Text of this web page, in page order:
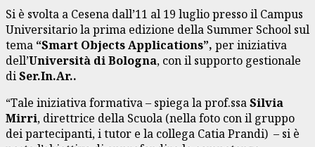
Si è svolta a Cesena dall’11 al 19 luglio presso il Campus
Universitario la prima edizione della Summer School sul
tema “Smart Objects Applications”, per iniziativa
dell’Università di Bologna, con il supporto gestionale
diSer.In.Ar..
“Tale iniziativa formativa – spiega la prof.ssaSilvia
Mirri, direttrice della Scuola (nella foto con il gruppo
dei partecipanti, i tutor e la collega Catia Prandi) – si è